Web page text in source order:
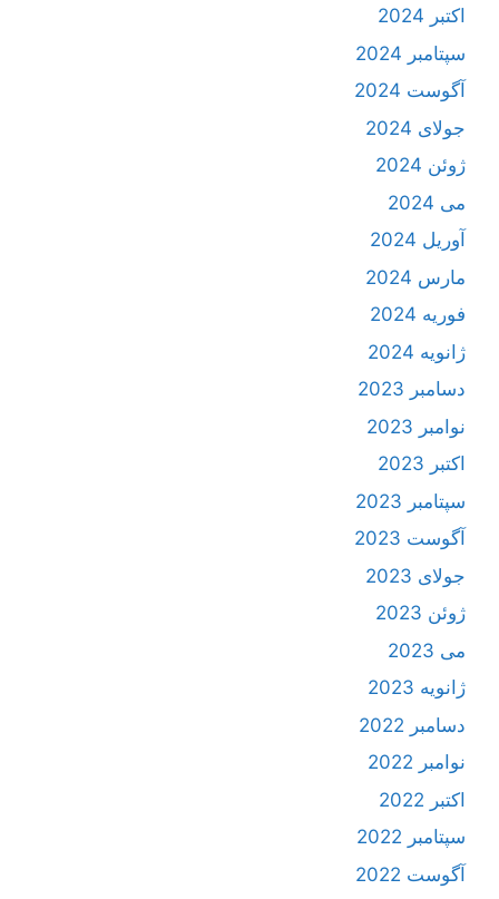
اکتبر 2024
سپتامبر 2024
آگوست 2024
جولای 2024
ژوئن 2024
می 2024
آوریل 2024
مارس 2024
فوریه 2024
ژانویه 2024
دسامبر 2023
نوامبر 2023
اکتبر 2023
سپتامبر 2023
آگوست 2023
جولای 2023
ژوئن 2023
می 2023
ژانویه 2023
دسامبر 2022
نوامبر 2022
اکتبر 2022
سپتامبر 2022
آگوست 2022